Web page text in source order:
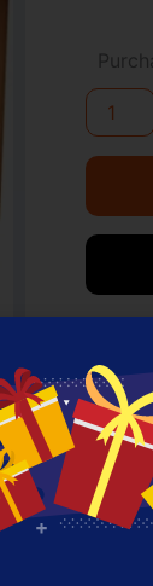
Mini
The
Office
Darryl
quantity